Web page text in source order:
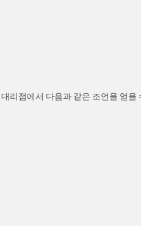
리점에서 다음과 같은 조언을 얻을